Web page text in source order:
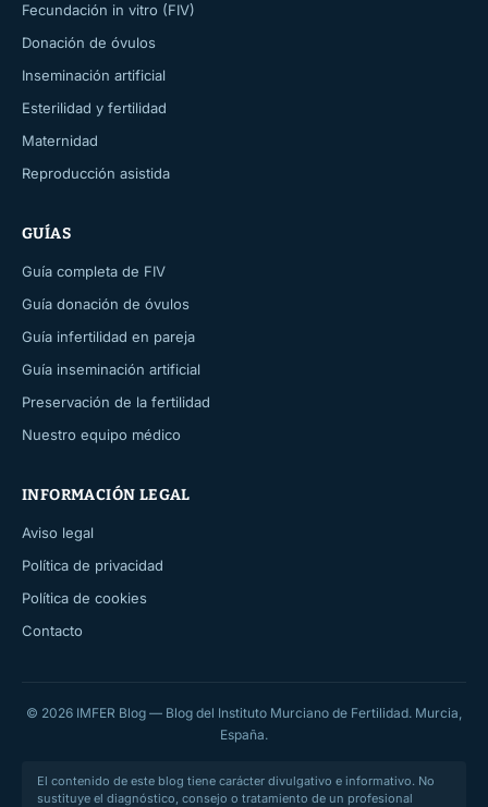
Fecundación in vitro (FIV)
Donación de óvulos
Inseminación artificial
Esterilidad y fertilidad
Maternidad
Reproducción asistida
GUÍAS
Guía completa de FIV
Guía donación de óvulos
Guía infertilidad en pareja
Guía inseminación artificial
Preservación de la fertilidad
Nuestro equipo médico
INFORMACIÓN LEGAL
Aviso legal
Política de privacidad
Política de cookies
Contacto
© 2026 IMFER Blog — Blog del Instituto Murciano de Fertilidad. Murcia,
España.
El contenido de este blog tiene carácter divulgativo e informativo. No
sustituye el diagnóstico, consejo o tratamiento de un profesional